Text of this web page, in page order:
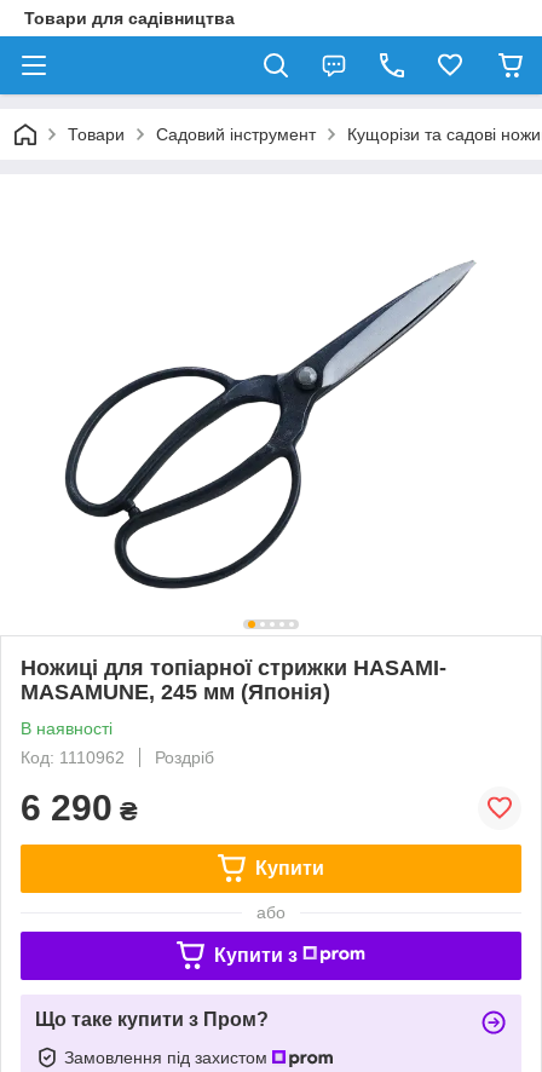
Товари для садівництва
Товари Садовий інструмент Кущорізи та садові
Ножиці для топіарної стрижки HASAMI-
MASAMUNE, 245 мм (Японія)
В наявності
Код: 1110962
Роздріб
6 290 ₴
Купити
або
Купити з
Що таке купити з Пром?
Замовлення під захистом